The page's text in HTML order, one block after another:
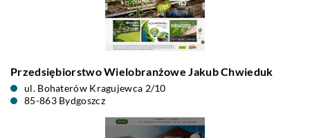
Przedsiębiorstwo Wielobranżowe Jakub Chwieduk
ul. Bohaterów Kragujewca 2/10
85-863 Bydgoszcz